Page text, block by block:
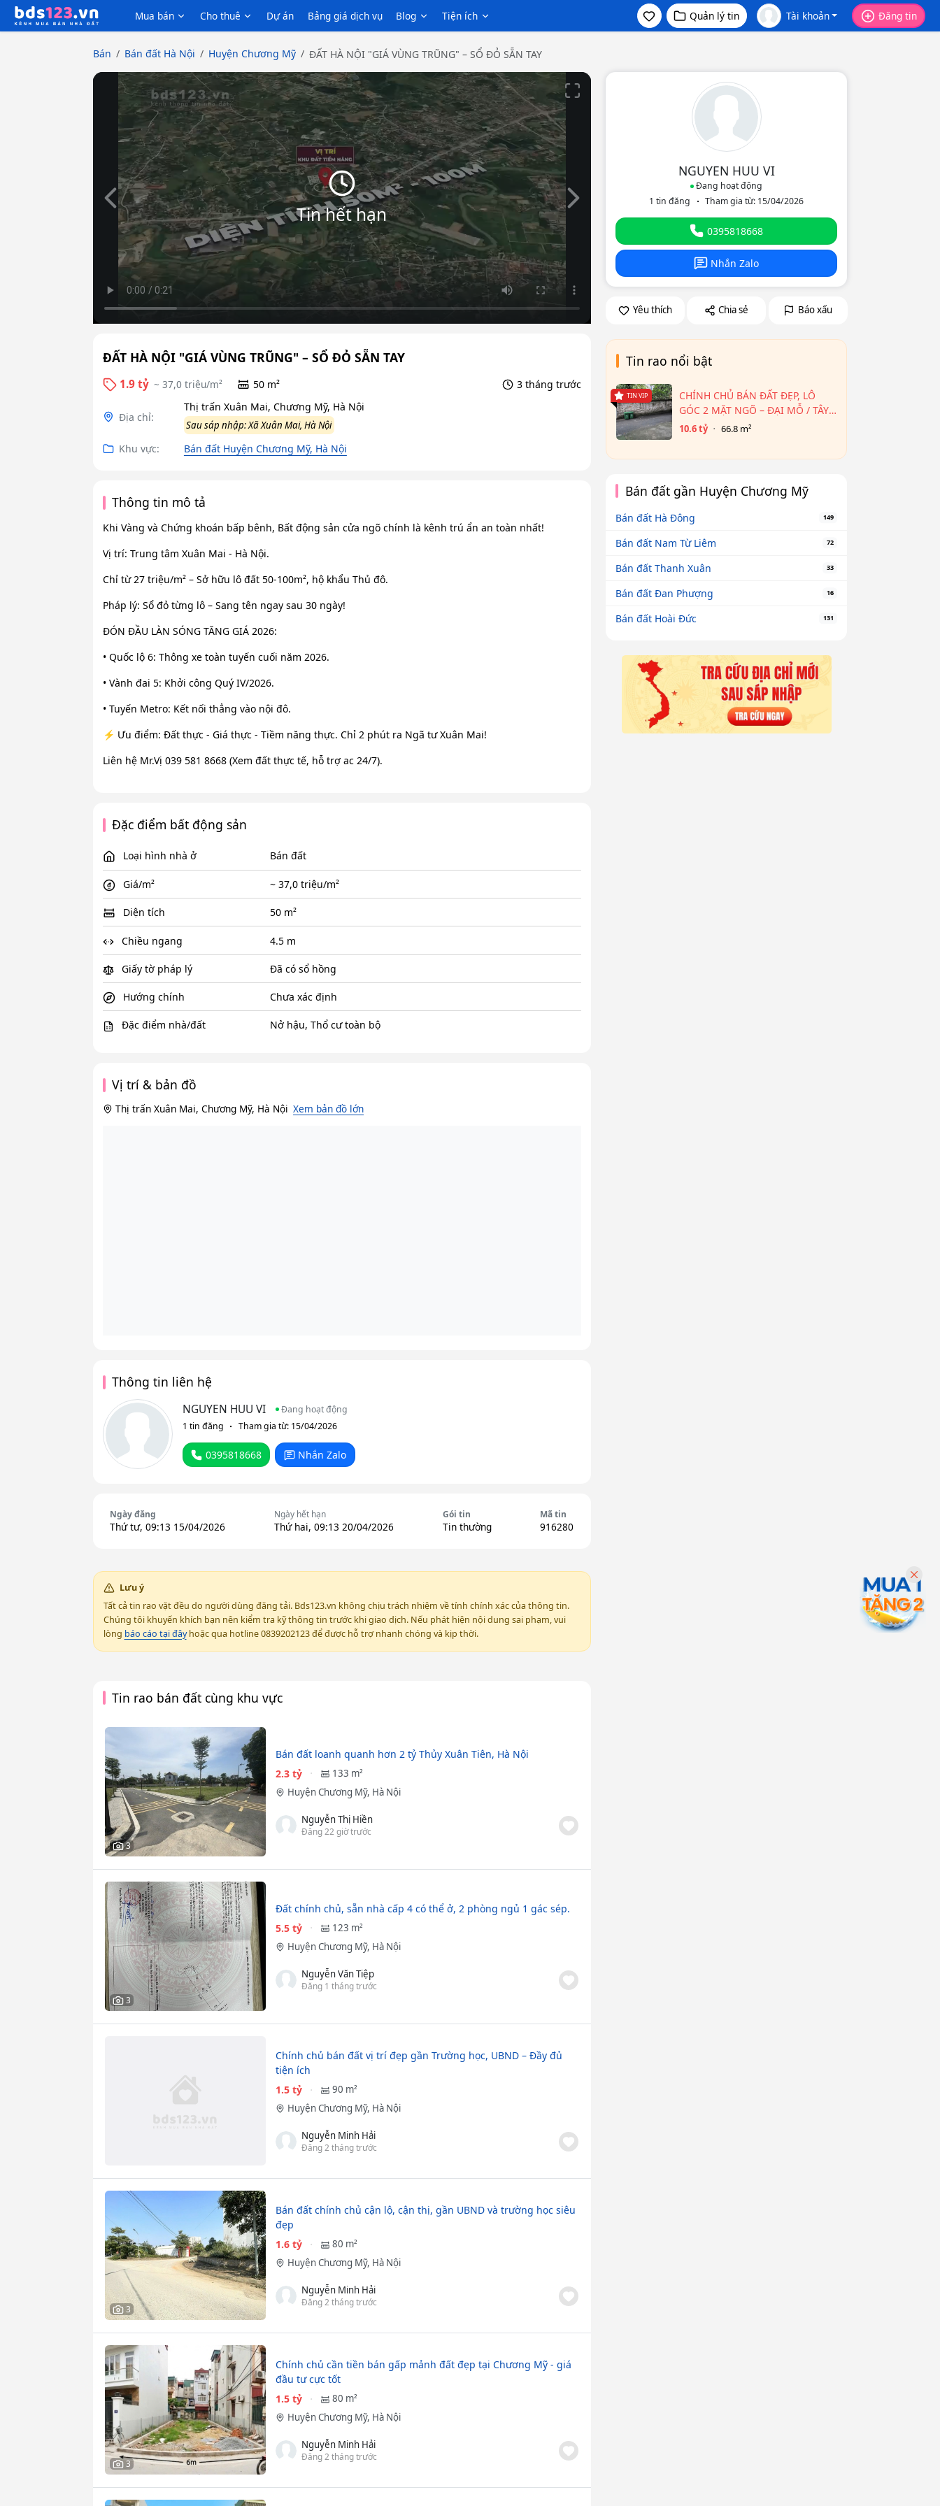
Mua bán Cho thuê Dự án Bảng giá dịch vụ Blog Tiện ích Quản lý tin Tài khoản Đăng tin
Bán Bán đất Hà Nội Huyện Chương Mỹ ĐẤT HÀ NỘI "GIÁ VÙNG TRŨNG" – SỔ ĐỎ SẴN TAY
Tin hết hạn
Slide trước Slide tiếp theo
ĐẤT HÀ NỘI "GIÁ VÙNG TRŨNG" – SỔ ĐỎ SẴN TAY
1.9 tỷ ~ 37,0 triệu/m² 50 m² 3 tháng trước
Địa chỉ:
Thị trấn Xuân Mai, Chương Mỹ, Hà Nội
Sau sáp nhập: Xã Xuân Mai, Hà Nội
Khu vực: Bán đất Huyện Chương Mỹ, Hà Nội
Thông tin mô tả
Khi Vàng và Chứng khoán bấp bênh, Bất động sản cửa ngõ chính là kênh trú ẩn an toàn nhất!
Vị trí: Trung tâm Xuân Mai - Hà Nội.
Chỉ từ 27 triệu/m² – Sở hữu lô đất 50-100m², hộ khẩu Thủ đô.
Pháp lý: Sổ đỏ từng lô – Sang tên ngay sau 30 ngày!
ĐÓN ĐẦU LÀN SÓNG TĂNG GIÁ 2026:
• Quốc lộ 6: Thông xe toàn tuyến cuối năm 2026.
• Vành đai 5: Khởi công Quý IV/2026.
• Tuyến Metro: Kết nối thẳng vào nội đô.
⚡ Ưu điểm: Đất thực - Giá thực - Tiềm năng thực. Chỉ 2 phút ra Ngã tư Xuân Mai!
Liên hệ Mr.Vị 039 581 8668 (Xem đất thực tế, hỗ trợ ac 24/7).
Đặc điểm bất động sản
Loại hình nhà ở Bán đất
Giá/m² ~ 37,0 triệu/m²
Diện tích 50 m²
Chiều ngang 4.5 m
Giấy tờ pháp lý Đã có sổ hồng
Hướng chính Chưa xác định
Đặc điểm nhà/đất Nở hậu, Thổ cư toàn bộ
Vị trí & bản đồ
Thị trấn Xuân Mai, Chương Mỹ, Hà Nội Xem bản đồ lớn
Thông tin liên hệ
NGUYEN HUU VI
Đang hoạt động
1 tin đăng
Tham gia từ: 15/04/2026
0395818668 Nhắn Zalo
Ngày đăng
Thứ tư, 09:13 15/04/2026
Ngày hết hạn
Thứ hai, 09:13 20/04/2026
Gói tin
Tin thường
Mã tin
916280
Lưu ý
Tất cả tin rao vặt đều do người dùng đăng tải. Bds123.vn không chịu trách nhiệm về tính chính xác của thông tin.
Chúng tôi khuyến khích bạn nên kiểm tra kỹ thông tin trước khi giao dịch. Nếu phát hiện nội dung sai phạm, vui
lòng báo cáo tại đâyhoặc qua hotline 0839202123 để được hỗ trợ nhanh chóng và kịp thời.
Tin rao bán đất cùng khu vực
3
Bán đất loanh quanh hơn 2 tỷ Thủy Xuân Tiên, Hà Nội
2.3 tỷ
133 m²
Huyện Chương Mỹ, Hà Nội
Nguyễn Thị Hiền
Đăng 22 giờ trước
3
Đất chính chủ, sẵn nhà cấp 4 có thể ở, 2 phòng ngủ 1 gác sép.
5.5 tỷ
123 m²
Huyện Chương Mỹ, Hà Nội
Nguyễn Văn Tiệp
Đăng 1 tháng trước
Chính chủ bán đất vị trí đẹp gần Trường học, UBND – Đầy đủ
tiện ích
1.5 tỷ
90 m²
Huyện Chương Mỹ, Hà Nội
Nguyễn Minh Hải
Đăng 2 tháng trước
3
Bán đất chính chủ cận lộ, cận thị, gần UBND và trường học siêu
đẹp
1.6 tỷ
80 m²
Huyện Chương Mỹ, Hà Nội
Nguyễn Minh Hải
Đăng 2 tháng trước
3
Chính chủ cần tiền bán gấp mảnh đất đẹp tại Chương Mỹ - giá
đầu tư cực tốt
1.5 tỷ
80 m²
Huyện Chương Mỹ, Hà Nội
Nguyễn Minh Hải
Đăng 2 tháng trước
NGUYEN HUU VI
Đang hoạt động
1 tin đăng
Tham gia từ: 15/04/2026
0395818668
Nhắn Zalo
Yêu thích Chia sẻ Báo xấu
Tin rao nổi bật
TIN VIP
CHÍNH CHỦ BÁN ĐẤT ĐẸP, LÔ
GÓC 2 MẶT NGÕ – ĐẠI MỖ / TÂY
MỖ – CẠNH AEON HÀ ĐÔNG
10.6 tỷ 66.8 m²
Bán đất gần Huyện Chương Mỹ
Bán đất Hà Đông 149
Bán đất Nam Từ Liêm 72
Bán đất Thanh Xuân 33
Bán đất Đan Phượng 16
Bán đất Hoài Đức 131